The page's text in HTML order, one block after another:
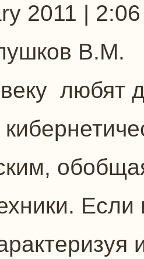
2011 | 2:06
В.М.
любят